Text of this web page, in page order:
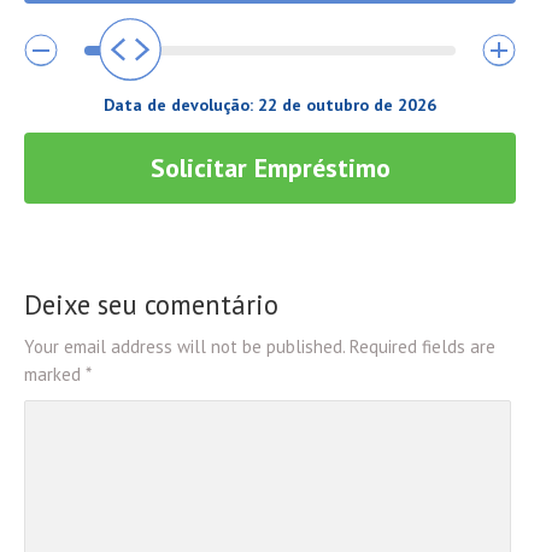
Data de devolução: 22 de outubro de 2026
Solicitar Empréstimo
Deixe seu comentário
Your email address will not be published. Required fields are
marked *